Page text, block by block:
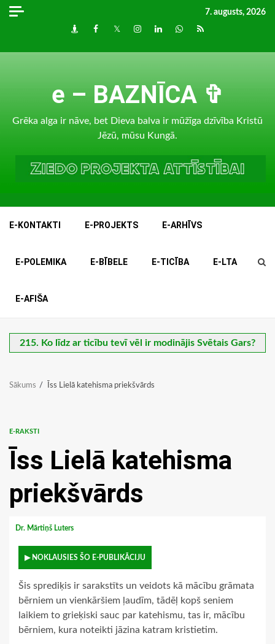
Skip
7. augusts, 2026
DraugiemFacebook
TwitterInstagram
LinkedInwhatsapp
RSS
e – BAZNĪCA ✞
Grēka alga ir nāve, bet Dieva balva ir mūžīga dzīvība Kristū
Jēzū, mūsu Kungā.
E-KONTAKTI E-PROJEKTS E-ARHĪVS
E-POLEMIKA E-BĪBELE E-TICĪBA E-LTA
E-AFIŠA
215. Ko līdz ar ticību tevī vēl ir modinājis Svētais Gars?
Sākums Īss Lielā katehisma priekšvārds
E-RAKSTI
Īss Lielā katehisma
priekšvārds
Dr. Mārtiņš Luters
▶ NOKLAUSIES ŠO E-PUBLIKĀCIJU
Šis sprediķis ir sarakstīts un veidots kā mācību grāmata
bērniem un vienkāršiem ļaudīm, tādēļ kopš seniem
laikiem to grieķiski sauc par katehismu, tas ir, mācību
bērniem, kura noteikti jāzina katram kristietim.